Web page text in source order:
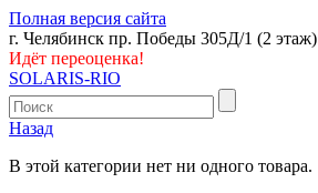
Полная версия сайта
г. Челябинск пр. Победы 305Д/1 (2 этаж)
Идёт переоценка!
SOLARIS-RIO
Назад
В этой категории нет ни одного товара.